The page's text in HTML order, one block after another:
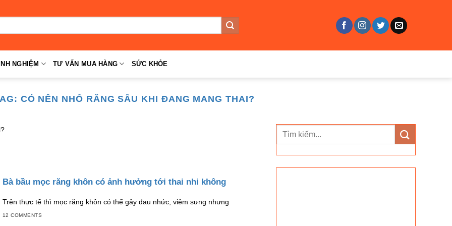
NGHIỆM TƯ VẤN MUA HÀNG SỨC KHỎE
CÓ NÊN NHỔ RĂNG SÂU KHI ĐANG MANG THAI?
Bà bầu mọc răng khôn có ảnh hưởng tới thai nhi không
Trên thực tế thì mọc răng khôn có thể gây đau nhức, viêm sưng nhưng
12 COMMENTS